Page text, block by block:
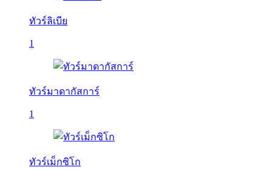
ทัวร์ลิเบีย
1
ทัวร์มาดากัสการ์
1
ทัวร์เม็กซิโก